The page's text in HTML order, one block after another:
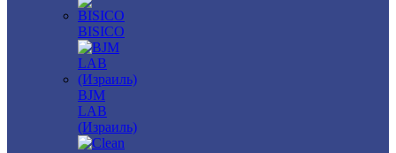
BISICO
BJM
LAB
(Израиль)